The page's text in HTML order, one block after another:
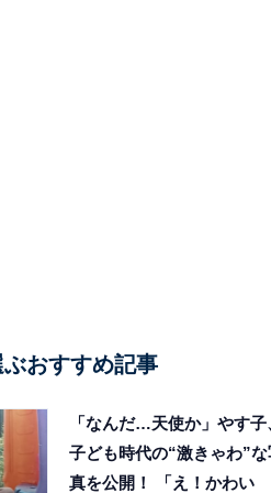
おすすめ記事
「なんだ…天使か」やす子
子ども時代の“激きゃわ”な
真を公開！ 「え！かわい